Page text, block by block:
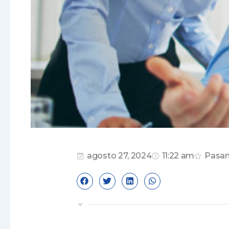
agosto 27, 2024 11:22 am